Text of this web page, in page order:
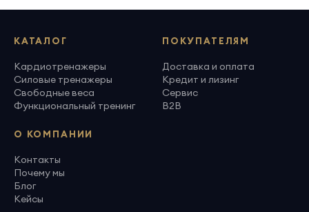
КАТАЛОГ
Кардиотренажеры
Силовые тренажеры
Свободные веса
Функциональный тренинг
ПОКУПАТЕЛЯМ
Доставка и оплата
Кредит и лизинг
Сервис
B2B
О КОМПАНИИ
Контакты
Почему мы
Блог
Кейсы